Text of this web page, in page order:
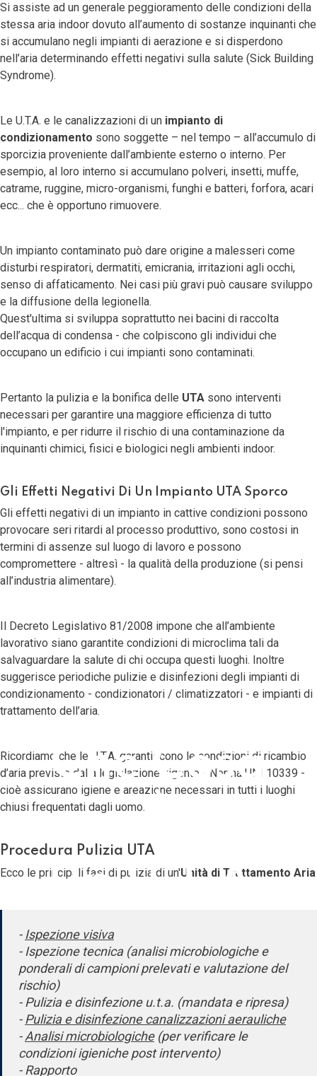
Che Cosa
Un'U.T.A.
Si assiste ad un generale peggioramento delle condizioni della
stessa aria indoor dovuto all’aumento di sostanze inquinanti che
si accumulano negli impianti di aerazione e si disperdono
nell’aria determinando effetti negativi sulla salute (Sick Building
Syndrome).
Le U.T.A. e le canalizzazioni di un impianto di
condizionamento sono soggette – nel tempo – all’accumulo di
sporcizia proveniente dall’ambiente esterno o interno. Per
esempio, al loro interno si accumulano polveri, insetti, muffe,
catrame, ruggine, micro-organismi, funghi e batteri, forfora, acari
ecc... che è opportuno rimuovere.
Un impianto contaminato può dare origine a malesseri come
disturbi respiratori, dermatiti, emicrania, irritazioni agli occhi,
senso di affaticamento. Nei casi più gravi può causare sviluppo
e la diffusione della legionella.
Quest'ultima si sviluppa soprattutto nei bacini di raccolta
dell’acqua di condensa - che colpiscono gli individui che
occupano un edificio i cui impianti sono contaminati.
Pertanto la pulizia e la bonifica delle UTA sono interventi
necessari per garantire una maggiore efficienza di tutto
l'impianto, e per ridurre il rischio di una contaminazione da
inquinanti chimici, fisici e biologici negli ambienti indoor.
Gli Effetti Negativi Di Un Impianto UTA Sporco
Gli effetti negativi di un impianto in cattive condizioni possono
provocare seri ritardi al processo produttivo, sono costosi in
termini di assenze sul luogo di lavoro e possono
compromettere - altresì - la qualità della produzione (si pensi
all’industria alimentare).
Il Decreto Legislativo 81/2008 impone che all’ambiente
lavorativo siano garantite condizioni di microclima tali da
salvaguardare la salute di chi occupa questi luoghi. Inoltre
suggerisce periodiche pulizie e disinfezioni degli impianti di
condizionamento - condizionatori / climatizzatori - e impianti di
trattamento dell’aria.
Ricordiamo che le U.T.A. garantiscono le condizioni di ricambio
d’aria previste dalla legislazione vigente - Norma UNI 10339 -
cioè assicurano igiene e areazione necessari in tutti i luoghi
chiusi frequentati dagli uomo.
Procedura Pulizia UTA
Ecco le principali fasi di pulizia di un'Unità di Trattamento Aria
- Ispezione visiva
- Ispezione tecnica (analisi microbiologiche e
ponderali di campioni prelevati e valutazione del
rischio)
- Pulizia e disinfezione u.t.a. (mandata e ripresa)
-Pulizia e disinfezione canalizzazioni aerauliche
-Analisi microbiologiche(per verificare le
condizioni igieniche post intervento)
- Rapporto